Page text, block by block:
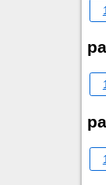
1
1